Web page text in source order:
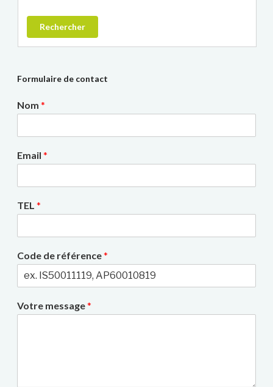
Rechercher
Formulaire de contact
Nom *
Email *
TEL *
Code de référence*
Votre message*